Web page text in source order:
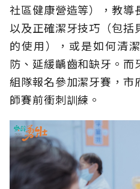
社區健康營造等），教導
以及正確潔牙技巧（包括
的使用），或是如何清
防、延緩齲齒和缺牙。而
組隊報名參加潔牙賽，市
師賽前衝刺訓練。